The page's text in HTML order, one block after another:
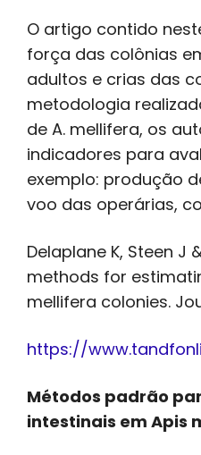
O artigo contido
força das colônias
adultos e crias das
metodologia
de A. mellifera, os
indicadores para
exemplo: produção
voo das operárias,
Delaplane K, Steen J
methods for
mellifera colonies.
https://
Métodos padrão
intestinais em Apis